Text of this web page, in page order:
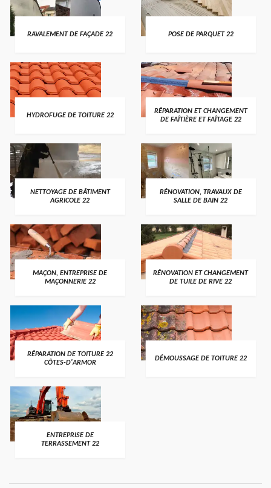
RAVALEMENT DE FAÇADE 22 POSE DE PARQUET 22
HYDROFUGE DE TOITURE 22
RÉPARATION ET CHANGEMENT
DE FAÎTIÈRE ET FAÎTAGE 22
NETTOYAGE DE BÂTIMENT
AGRICOLE 22
RÉNOVATION, TRAVAUX DE
SALLE DE BAIN 22
MAÇON, ENTREPRISE DE
MAÇONNERIE 22
RÉNOVATION ET CHANGEMENT
DE TUILE DE RIVE 22
RÉPARATION DE TOITURE 22
CÔTES-D'ARMOR
DÉMOUSSAGE DE TOITURE 22
ENTREPRISE DE
TERRASSEMENT 22